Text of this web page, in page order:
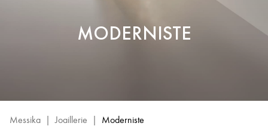
MODERNISTE
Messika | Joaillerie | Moderniste